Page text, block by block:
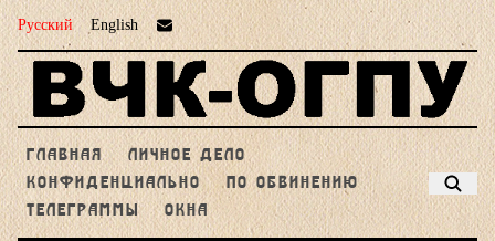
Русский English
ГЛАВНАЯ
ЛИЧНОЕ ДЕЛО
КОНФИДЕНЦИАЛЬНО
ПО ОБВИНЕНИЮ
ТЕЛЕГРАММЫ
ОКНА